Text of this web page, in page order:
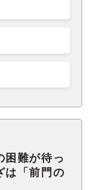
困難が待っ
は「前門の